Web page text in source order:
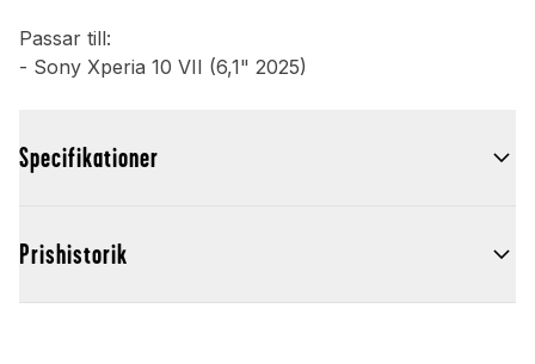
Passar till:
- Sony Xperia 10 VII (6,1" 2025)
Specifikationer
Prishistorik